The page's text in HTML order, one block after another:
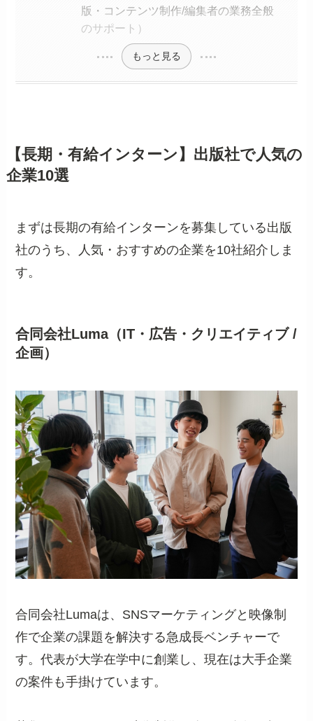
版・コンテンツ制作/編集者の業務全般
のサポート）
もっと見る
【長期・有給インターン】出版社で人気の
企業10選
まずは長期の有給インターンを募集している出版
社のうち、人気・おすすめの企業を10社紹介しま
す。
合同会社Luma（IT・広告・クリエイティブ /
企画）
合同会社Lumaは、SNSマーケティングと映像制
作で企業の課題を解決する急成長ベンチャーで
す。代表が大学在学中に創業し、現在は大手企業
の案件も手掛けています。